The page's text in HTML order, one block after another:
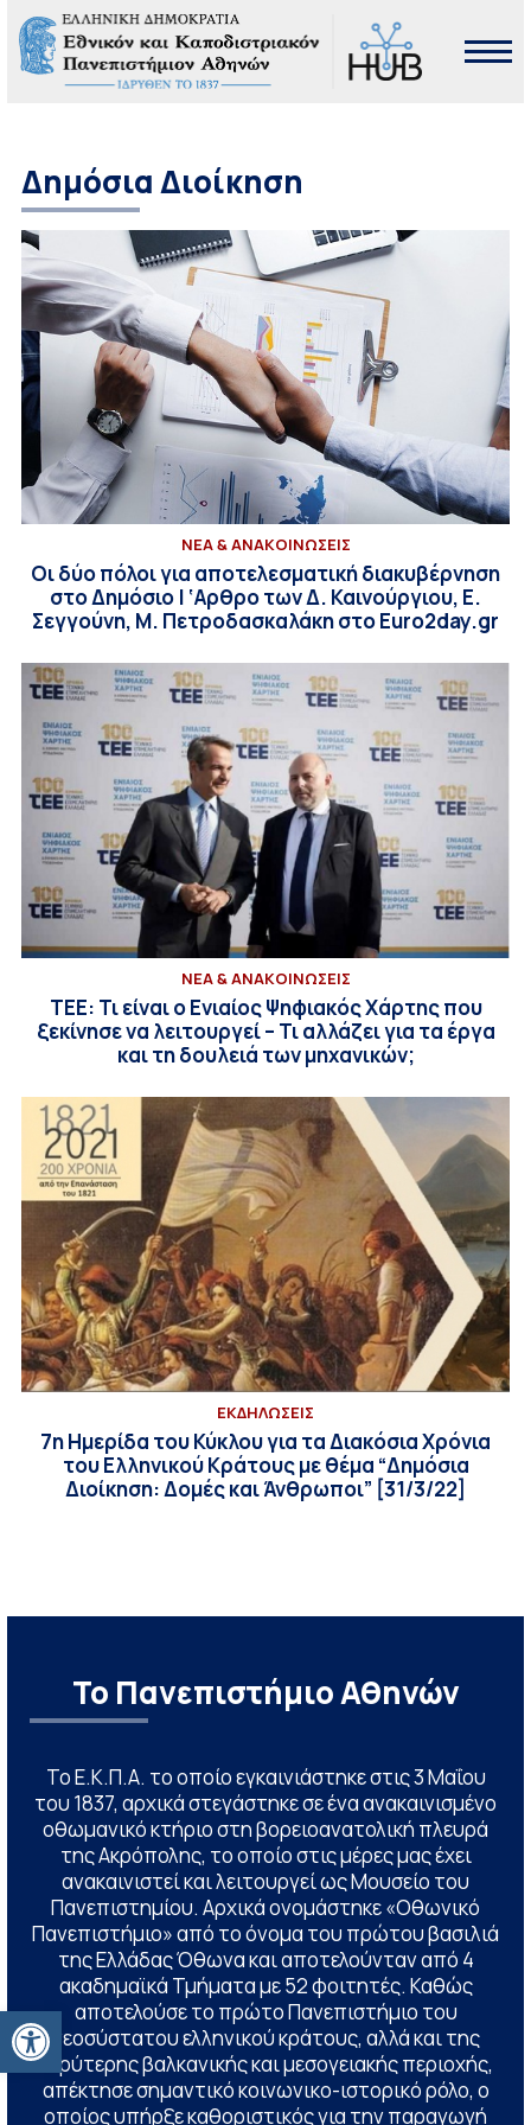
Ανοίξτε τη γραμμή εργαλείων
Δημόσια Διοίκηση
ΝΕΑ & ΑΝΑΚΟΙΝΩΣΕΙΣ
Οι δύο πόλοι για αποτελεσματική διακυβέρνηση
στο Δημόσιο | ‘Αρθρο των Δ. Καινούργιου, Ε.
Σεγγούνη, Μ. Πετροδασκαλάκη στο Euro2day.gr
ΝΕΑ & ΑΝΑΚΟΙΝΩΣΕΙΣ
ΤΕΕ: Τι είναι ο Ενιαίος Ψηφιακός Χάρτης που
ξεκίνησε να λειτουργεί – Τι αλλάζει για τα έργα
και τη δουλειά των μηχανικών;
ΕΚΔΗΛΩΣΕΙΣ
7η Ημερίδα του Κύκλου για τα Διακόσια Χρόνια
του Ελληνικού Κράτους με θέμα “Δημόσια
Διοίκηση: Δομές και Άνθρωποι” [31/3/22]
Το Πανεπιστήμιο Αθηνών
Το Ε.Κ.Π.Α. το οποίο εγκαινιάστηκε στις 3 Μαΐου
του 1837, αρχικά στεγάστηκε σε ένα ανακαινισμένο
οθωμανικό κτήριο στη βορειοανατολική πλευρά
της Ακρόπολης, το οποίο στις μέρες μας έχει
ανακαινιστεί και λειτουργεί ως Μουσείο του
Πανεπιστημίου. Αρχικά ονομάστηκε «Οθωνικό
Πανεπιστήμιο» από το όνομα του πρώτου βασιλιά
της Ελλάδας Όθωνα και αποτελούνταν από 4
ακαδημαϊκά Τμήματα με 52 φοιτητές. Καθώς
αποτελούσε το πρώτο Πανεπιστήμιο του
νεοσύστατου ελληνικού κράτους, αλλά και της
ευρύτερης βαλκανικής και μεσογειακής περιοχής,
απέκτησε σημαντικό κοινωνικο-ιστορικό ρόλο, ο
οποίος υπήρξε καθοριστικός για την παραγωγή